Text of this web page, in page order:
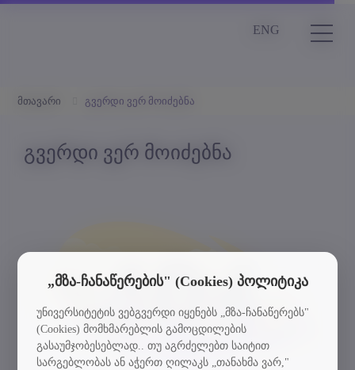
ENG
მთავარი გვერდი ვერ მოიძებნა
გვერდი ვერ მოიძებნა
„მზა-ჩანაწერების" (Cookies) პოლიტიკა
უნივერსიტეტის ვებგვერდი იყენებს „მზა-ჩანაწერებს"
(Cookies) მომხმარებლის გამოცდილების
გასაუმჯობესებლად.. თუ აგრძელებთ საიტით
სარგებლობას ან აჭერთ ღილაკს „თანახმა ვარ,"